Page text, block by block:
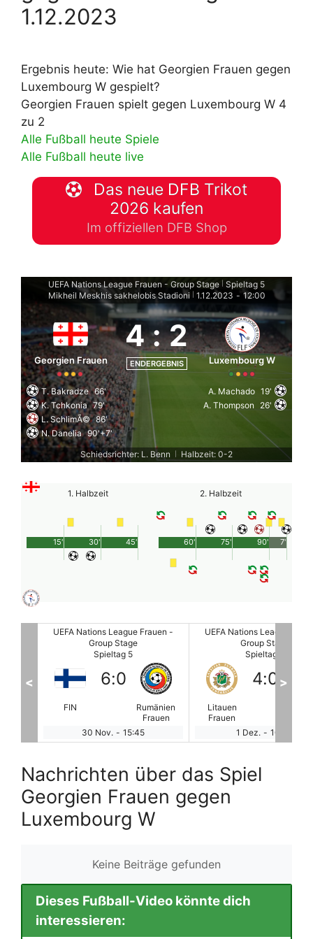
1.12.2023
Ergebnis heute: Wie hat Georgien Frauen gegen
Luxembourg W gespielt?
Georgien Frauen spielt gegen Luxembourg W 4
zu 2
Alle Fußball heute Spiele
Alle Fußball heute live
Das neue DFB Trikot
2026 kaufen
Im offiziellen DFB Shop
UEFA Nations League Frauen - Group Stage Spieltag 5
Mikheil Meskhis sakhelobis Stadioni
1.12.2023 - 12:00
Georgien Frauen
4 : 2
ENDERGEBNIS Luxembourg W
T. Bakradze 66'
K. Tchkonia 79'
L. SchlimÃ© 86'
N. Danelia 90'+7'
A. Machado 19'
A. Thompson
26'
Schiedsrichter: L. Benn Halbzeit: 0-2
1. Halbzeit
45'
15' 30'
2. Halbzeit
90'
60' 75' 7'
UEFA Nations League Frauen -
Group Stage
Spieltag 5
Litauen
4:0
Andorra W
1 Dez. - 10:00
UEFA Nations League
Group Stage
Spieltag 5
Montenegro
Frauen
9:0
1 Dez. - 11:00
< >
Nachrichten über das Spiel
Georgien Frauen gegen
Luxembourg W
Keine Beiträge gefunden
Dieses Fußball-Video könnte dich
interessieren: